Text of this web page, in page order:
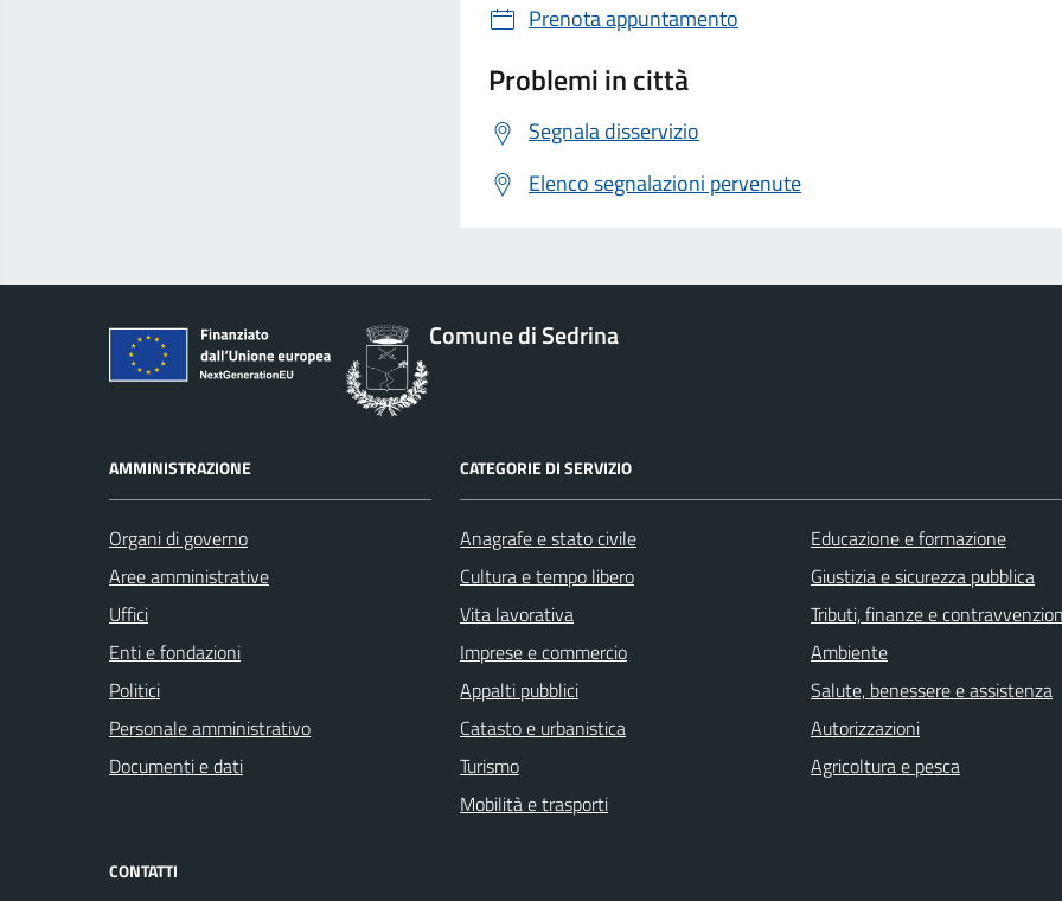
Prenota appuntamento
Problemi in città
Segnala disservizio
Elenco segnalazioni pervenute
Comune di Sedrina
AMMINISTRAZIONE
Organi di governo
Aree amministrative
Uffici
Enti e fondazioni
Politici
Personale amministrativo
Documenti e dati
CATEGORIE DI SERVIZIO
Anagrafe e stato civile
Cultura e tempo libero
Vita lavorativa
Imprese e commercio
Appalti pubblici
Catasto e urbanistica
Turismo
Mobilità e trasporti
Educazione e formazione
Giustizia e sicurezza pubblica
Tributi, finanze e
Ambiente
Salute, benessere e assistenza
Autorizzazioni
Agricoltura e pesca
CONTATTI